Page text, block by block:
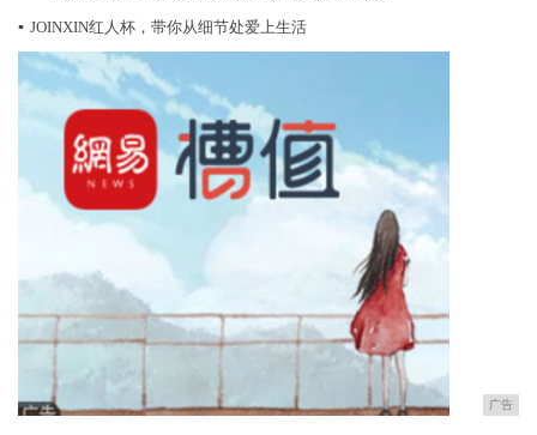
▪ JOINXIN红人杯，带你从细节处爱上生活
广告